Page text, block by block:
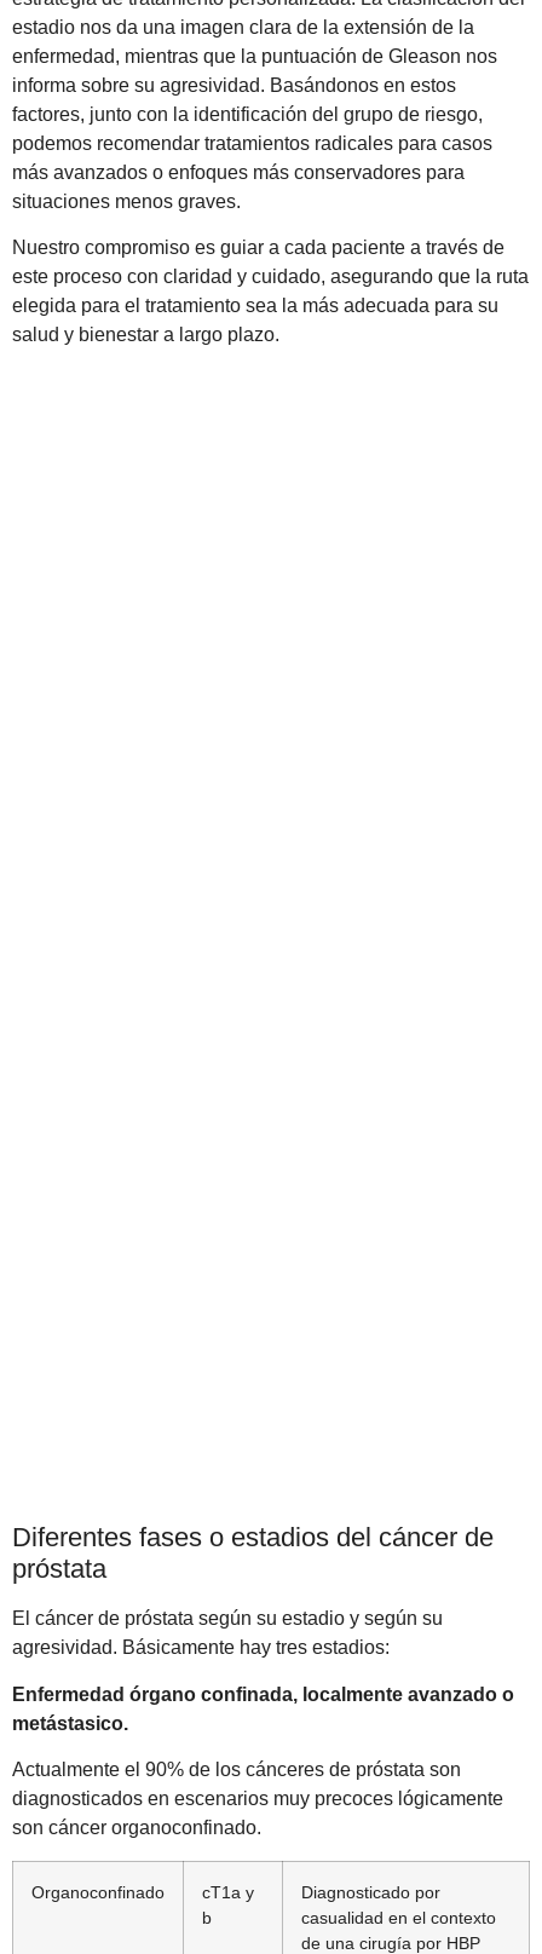
estadio nos da una imagen clara de la extensión de la
enfermedad, mientras que la puntuación de Gleason nos
informa sobre su agresividad. Basándonos en estos
factores, junto con la identificación del grupo de riesgo,
podemos recomendar tratamientos radicales para casos
más avanzados o enfoques más conservadores para
situaciones menos graves.
Nuestro compromiso es guiar a cada paciente a través de
este proceso con claridad y cuidado, asegurando que la ruta
elegida para el tratamiento sea la más adecuada para su
salud y bienestar a largo plazo.
Diferentes fases o estadios del cáncer de
próstata
El cáncer de próstata según su estadio y según su
agresividad. Básicamente hay tres estadios:
Enfermedad órgano confinada, localmente avanzado o
metástasico.
Actualmente el 90% de los cánceres de próstata son
diagnosticados en escenarios muy precoces lógicamente
son cáncer organoconfinado.
Organoconfinado
cT1a y
b
Diagnosticado por
casualidad en el contexto
de una cirugía por HBP